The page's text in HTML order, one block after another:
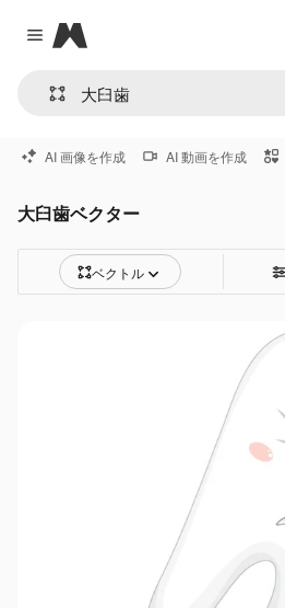
Close menu
Magnific
AI 画像を作成 AI 動画を作成
大臼歯ベクター
ベクトル